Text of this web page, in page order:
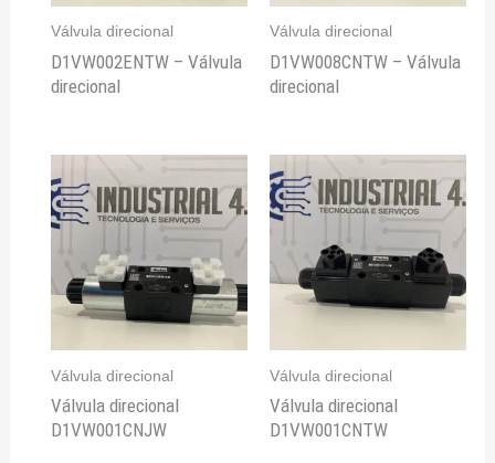
Válvula direcional
D1VW002ENTW – Válvula
direcional
Válvula direcional
D1VW008CNTW – Válvula
direcional
Válvula direcional
Válvula direcional
D1VW001CNJW
Válvula direcional
Válvula direcional
D1VW001CNTW